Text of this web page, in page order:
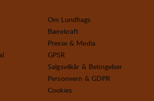
Om Lundhags
Bærekraft
Presse & Media
GPSR
Salgsvilkår & Betingelser
Personvern & GDPR
Cookies